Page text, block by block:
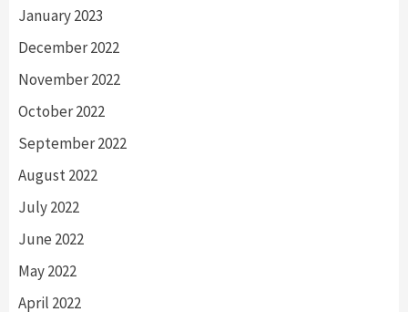
January 2023
December 2022
November 2022
October 2022
September 2022
August 2022
July 2022
June 2022
May 2022
April 2022